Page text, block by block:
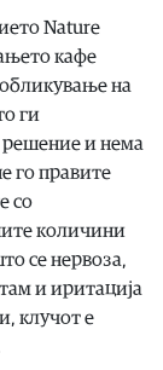
Nature
кафе
на
ги
решение и нема
го правите
со
количини
се нервоза,
и иритација
клучот е